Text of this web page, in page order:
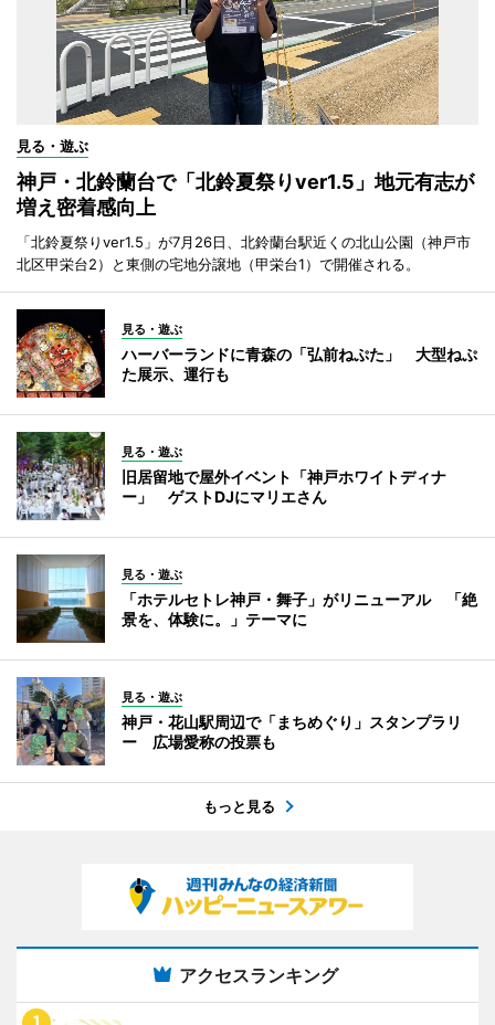
見る・遊ぶ
神戸・北鈴蘭台で「北鈴夏祭りver1.5」地元有志が
増え密着感向上
「北鈴夏祭りver1.5」が7月26日、北鈴蘭台駅近くの北山公園（神戸市
北区甲栄台2）と東側の宅地分譲地（甲栄台1）で開催される。
見る・遊ぶ
ハーバーランドに青森の「弘前ねぷた」 大型ねぷ
た展示、運行も
見る・遊ぶ
旧居留地で屋外イベント「神戸ホワイトディナ
ー」 ゲストDJにマリエさん
見る・遊ぶ
「ホテルセトレ神戸・舞子」がリニューアル 「絶
景を、体験に。」テーマに
見る・遊ぶ
神戸・花山駅周辺で「まちめぐり」スタンプラリ
ー 広場愛称の投票も
もっと見る
アクセスランキング